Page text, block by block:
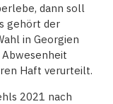
dann soll
gehört der
in Georgien
Haft verurteilt.
2021 nach